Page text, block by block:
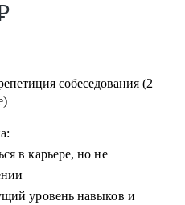
собеседования (2
в карьере, но не
уровень навыков и